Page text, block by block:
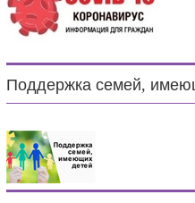
Поддержка семей,